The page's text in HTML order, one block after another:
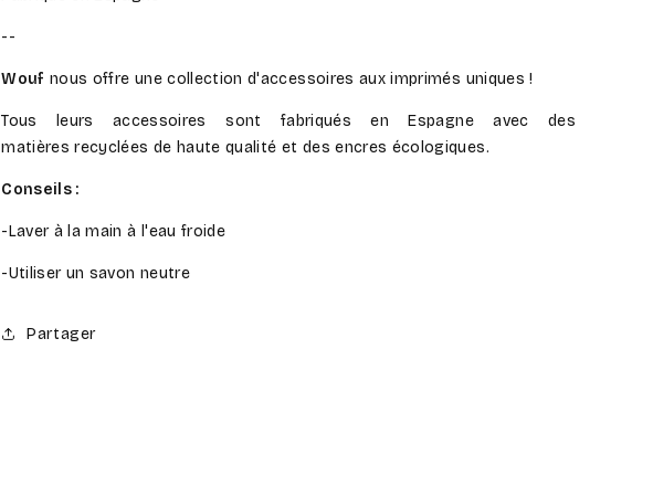
--
Wouf nous offre une collection d'accessoires aux imprimés uniques !
Tous leurs accessoires sont fabriqués en Espagne avec des
matières recyclées de haute qualité et des encres écologiques.
Conseils :
-Laver à la main à l'eau froide
-Utiliser un savon neutre
Partager